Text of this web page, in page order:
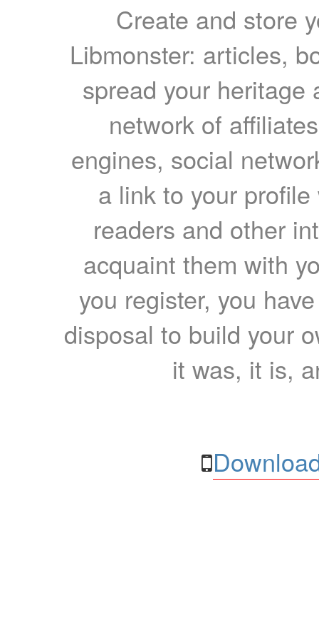
Create and store
Libmonster: articles,
spread your heritage
network of
engines, social
a link to your
readers and other
acquaint them with
you register, you
disposal to build your
it was, it is,